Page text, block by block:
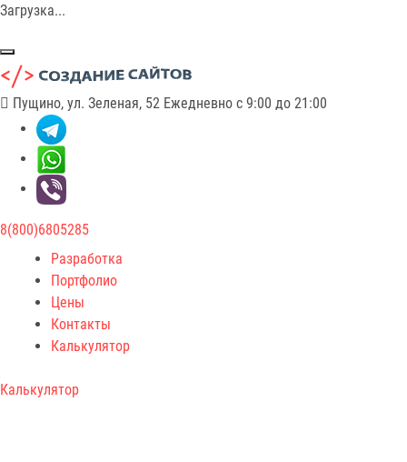
Загрузка...
Пущино, ул. Зеленая, 52 Ежедневно с 9:00 до 21:00
8(800)6805285
Разработка
Портфолио
Цены
Контакты
Калькулятор
Калькулятор